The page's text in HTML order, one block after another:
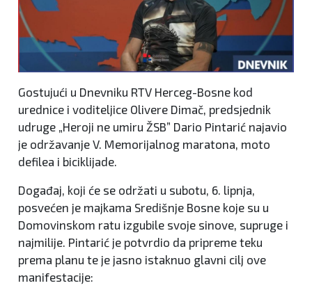
Gostujući u Dnevniku RTV Herceg-Bosne kod
urednice i voditeljice Olivere Dimač, predsjednik
udruge „Heroji ne umiru ŽSB” Dario Pintarić najavio
je održavanje V. Memorijalnog maratona, moto
defilea i biciklijade.
Događaj, koji će se održati u subotu, 6. lipnja,
posvećen je majkama Središnje Bosne koje su u
Domovinskom ratu izgubile svoje sinove, supruge i
najmilije. Pintarić je potvrdio da pripreme teku
prema planu te je jasno istaknuo glavni cilj ove
manifestacije: